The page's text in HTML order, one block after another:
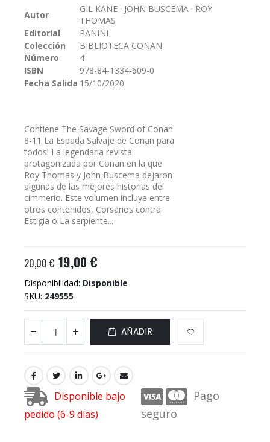
Autor
GIL KANE · JOHN BUSCEMA · ROY
THOMAS
Editorial
PANINI
Colección
BIBLIOTECA CONAN
Número
4
ISBN
978-84-1334-609-0
Fecha Salida 15/10/2020
Contiene The Savage Sword of Conan
8-11 La Espada Salvaje de Conan para
todos! La legendaria revista
protagonizada por Conan en la que
Roy Thomas y John Buscema dejaron
algunas de las mejores historias del
cimmerio. Este volumen incluye entre
otros contenidos, Corsarios contra
Estigia o La serpiente...
20,00 € 19,00 €
Disponibilidad: Disponible
SKU 249555
AÑADIR
Disponible bajo
pedido (6-9 días)
Pago
seguro